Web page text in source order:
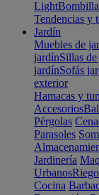
Light
Tendencias y
Jardín
Muebles de
jardínSillas
jardínSofás
exterior
Hamacas y
Accesorios
Pérgolas
Parasoles
Jardinería
UrbanosRiego
Cocina